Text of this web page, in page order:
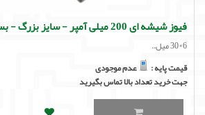
فیوز شیشه ای 200 میلی آمپر - سایز بزرگ - بسته 5 تایی
6*30 میل..
قیمت پایه :
عدم موجودی
جهت خرید تعداد بالا تماس بگیرید